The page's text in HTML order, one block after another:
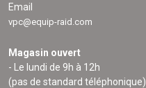
Email
vpc@equip-raid.com
Magasin ouvert
- Le lundi de 9h à 12h
(pas de standard téléphonique)